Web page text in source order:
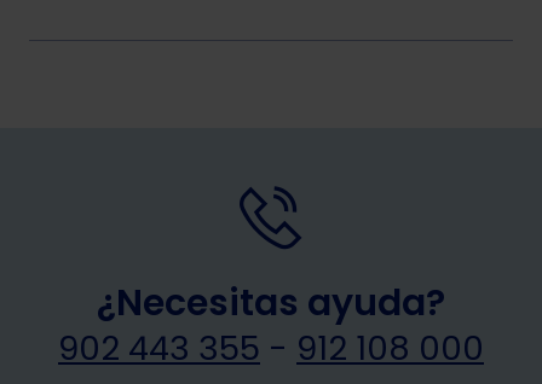
¿Necesitas ayuda?
902 443 355 - 912 108 000